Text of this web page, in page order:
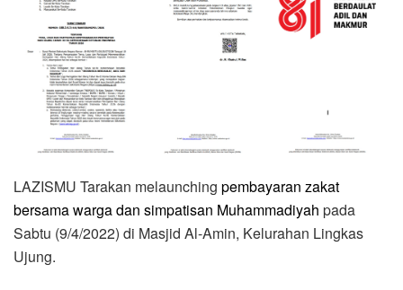
LAZISMU Tarakan melaunching pembayaran zakat
bersama warga dan simpatisan Muhammadiyah pada
Sabtu (9/4/2022) di Masjid Al-Amin, Kelurahan Lingkas
Ujung.